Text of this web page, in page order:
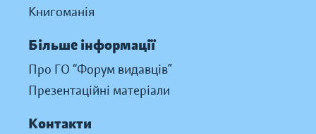
Книгоманія
Більше інформації
Про ГО “Форум видавців”
Презентаційні матеріали
Контакти